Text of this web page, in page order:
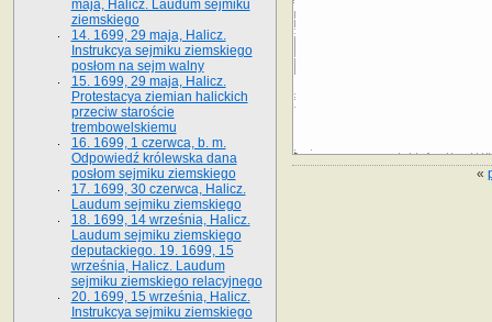
«
maja, Halicz. Laudum sejmiku
ziemskiego
14. 1699, 29 maja, Halicz.
Instrukcya sejmiku ziemskiego
posłom na sejm walny
15. 1699, 29 maja, Halicz.
Protestacya ziemian halickich
przeciw staroście
trembowelskiemu
16. 1699, 1 czerwca, b. m.
Odpowiedź królewska dana
posłom sejmiku ziemskiego
17. 1699, 30 czerwca, Halicz.
Laudum sejmiku ziemskiego
18. 1699, 14 września, Halicz.
Laudum sejmiku ziemskiego
deputackiego. 19. 1699, 15
września, Halicz. Laudum
sejmiku ziemskiego relacyjnego
20. 1699, 15 września, Halicz.
Instrukcya sejmiku ziemskiego